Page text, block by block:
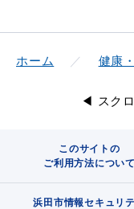
ホーム 健康
◀ スク
このサイトの
ご利用方法について
浜田市情報セキュリ